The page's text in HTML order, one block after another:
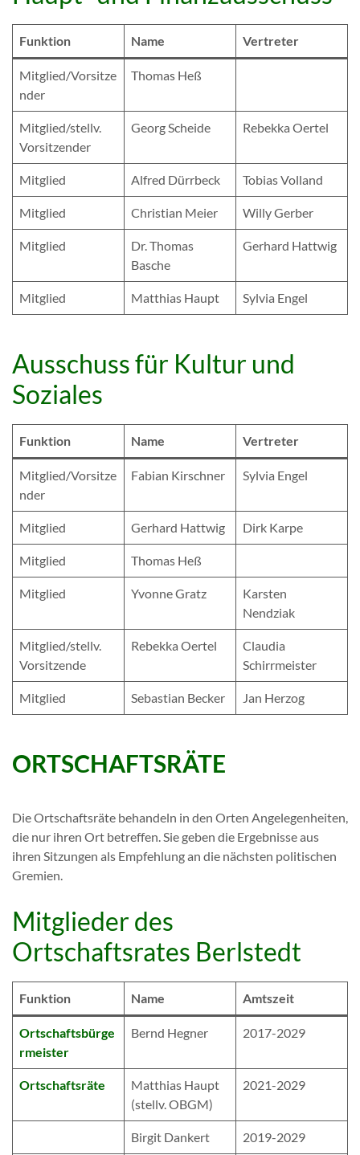
Funktion Name Vertreter
Mitglied/Vorsitze
nder
Thomas Heß
Mitglied/stellv.
Vorsitzender
Georg Scheide Rebekka Oertel
Mitglied Alfred Dürrbeck Tobias Volland
Mitglied Christian Meier Willy Gerber
Mitglied
Dr. Thomas
Basche
Gerhard Hattwig
Mitglied Matthias Haupt Sylvia Engel
Ausschuss für Kultur und
Soziales
Funktion Name Vertreter
Mitglied/Vorsitze
nder
Fabian Kirschner Sylvia Engel
Mitglied Gerhard Hattwig Dirk Karpe
Mitglied Thomas Heß
Mitglied Yvonne Gratz
Karsten
Nendziak
Mitglied/stellv.
Vorsitzende
Rebekka Oertel
Claudia
Schirrmeister
Mitglied Sebastian Becker Jan Herzog
ORTSCHAFTSRÄTE
Die Ortschaftsräte behandeln in den Orten Angelegenheiten,
die nur ihren Ort betreffen. Sie geben die Ergebnisse aus
ihren Sitzungen als Empfehlung an die nächsten politischen
Gremien.
Mitglieder des
Ortschaftsrates Berlstedt
Funktion Name Amtszeit
Ortschaftsbürge
rmeister
Bernd Hegner 2017-2029
Ortschaftsräte
Matthias Haupt
(stellv. OBGM)
2021-2029
Birgit Dankert 2019-2029